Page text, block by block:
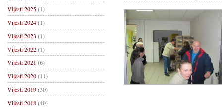
Vijesti 2025(1)
Vijesti 2024(1)
Vijesti 2023 (1)
Vijesti 2022(1)
Vijesti 2021 (6)
Vijesti 2020(11)
Vijesti 2019(30)
Vijesti 2018(40)